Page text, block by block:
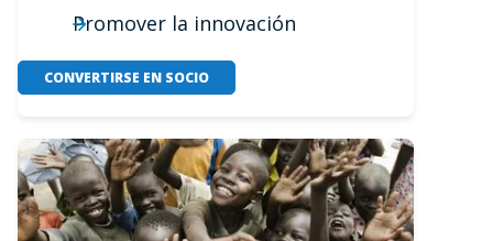
Promover la innovación
CONVERTIRSE EN SOCIO